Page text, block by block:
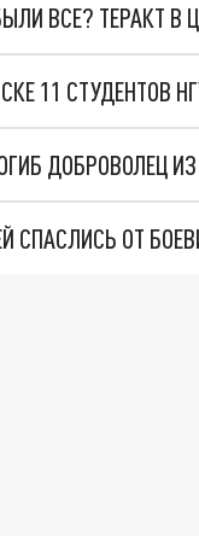
ВСЕ? ТЕРАКТ В
11 СТУДЕНТОВ
СПАСЛИСЬ ОТ